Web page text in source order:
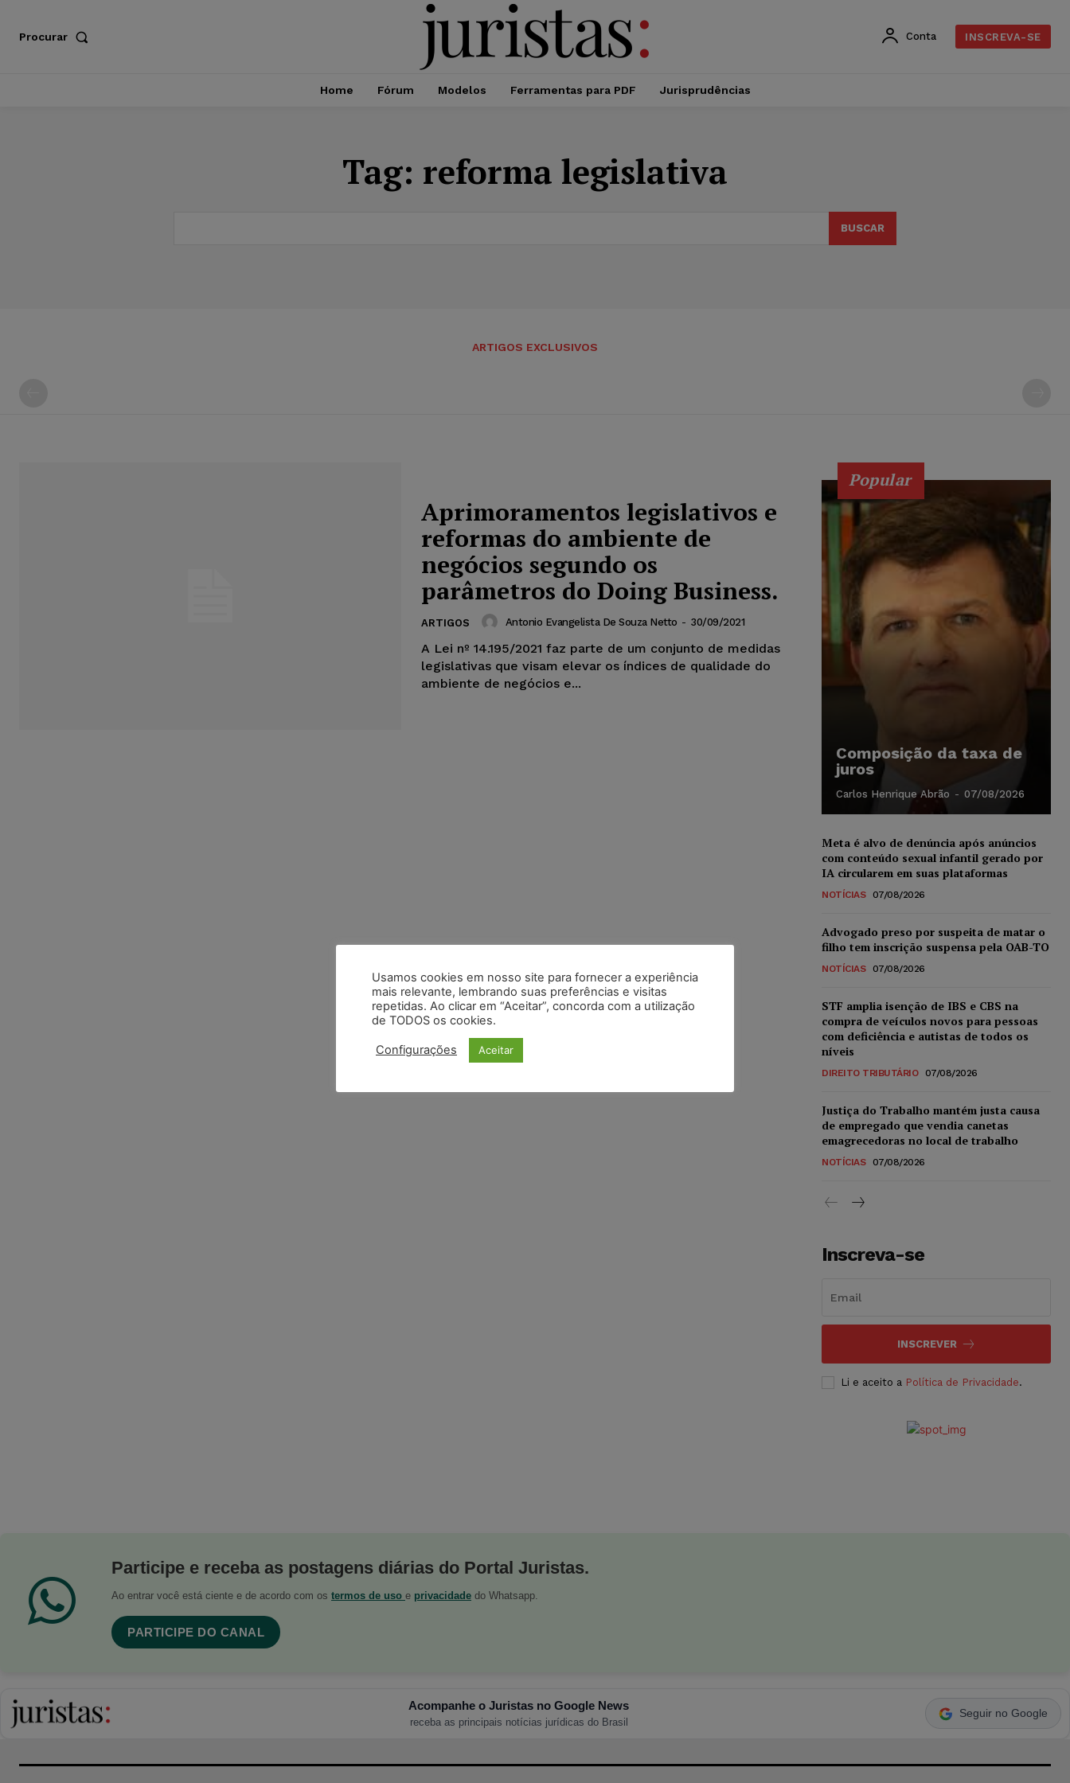
Procurar Conta INSCREVA-SE
Home Fórum Modelos Ferramentas para PDF Jurisprudências
Tag: reforma legislativa
BUSCAR
ARTIGOS EXCLUSIVOS
Aprimoramentos legislativos e
reformas do ambiente de
negócios segundo os
parâmetros do Doing Business.
ARTIGOS Antonio Evangelista De Souza Netto - 30/09/2021
A Lei nº 14.195/2021 faz parte de um conjunto de medidas
legislativas que visam elevar os índices de qualidade do
ambiente de negócios e...
Popular
Composição da taxa de
juros
Carlos Henrique Abrão - 07/08/2026
Meta é alvo de denúncia após anúncios
com conteúdo sexual infantil gerado por
IA circularem em suas plataformas
NOTÍCIAS 07/08/2026
Advogado preso por suspeita de matar o
filho tem inscrição suspensa pela OAB-TO
NOTÍCIAS 07/08/2026
STF amplia isenção de IBS e CBS na
compra de veículos novos para pessoas
com deficiência e autistas de todos os
níveis
DIREITO TRIBUTÁRIO 07/08/2026
Justiça do Trabalho mantém justa causa
de empregado que vendia canetas
emagrecedoras no local de trabalho
NOTÍCIAS 07/08/2026
Inscreva-se
INSCREVER
Li e aceito a Política de Privacidade.
Participe e receba as postagens diárias do Portal Juristas.
Ao entrar você está ciente e de acordo com os termos de uso e privacidade do Whatsapp.
PARTICIPE DO CANAL
Acompanhe o Juristas no Google News
receba as principais notícias jurídicas do Brasil
Seguir no Google
Usamos cookies em nosso site para fornecer a experiência
mais relevante, lembrando suas preferências e visitas
repetidas. Ao clicar em “Aceitar”, concorda com a utilização
de TODOS os cookies.
Configurações Aceitar